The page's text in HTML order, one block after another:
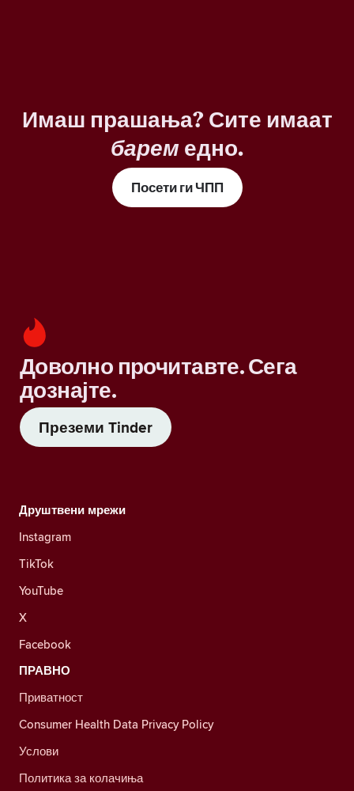
Имаш прашања? Сите имаат
барем едно.
Посети ги ЧПП
Доволно прочитавте. Сега
дознајте.
Преземи Tinder
Друштвени мрежи
Instagram
TikTok
YouTube
X
Facebook
ПРАВНО
Приватност
Consumer Health Data Privacy Policy
Услови
Политика за колачиња